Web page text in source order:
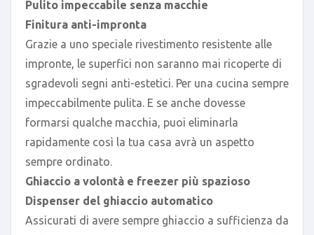
Pulito impeccabile senza macchie
Finitura anti-impronta
Grazie a uno speciale rivestimento resistente alle
impronte, le superfici non saranno mai ricoperte di
sgradevoli segni anti-estetici. Per una cucina sempre
impeccabilmente pulita. E se anche dovesse
formarsi qualche macchia, puoi eliminarla
rapidamente così la tua casa avrà un aspetto
sempre ordinato.
Ghiaccio a volontà e freezer più spazioso
Dispenser del ghiaccio automatico
Assicurati di avere sempre ghiaccio a sufficienza da